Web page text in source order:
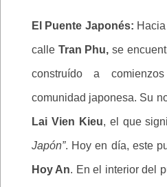
El Puente Japonés:
calle Tran Phu, se
construído a
comunidad japonesa. Su
Lai Vien Kieu, el que
Japón”. Hoy en día, este
Hoy An. En el interior del